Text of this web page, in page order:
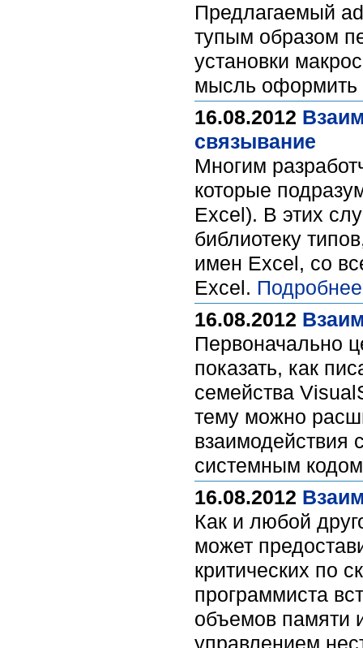
Предлагаемый
тупым образом
установки
мысль оформить
16.08.2012
связывание
Многим
которые
Excel). В этих
библиотеку
имен Excel, со
Excel.
16.08.2012
Первоначально
показать, как
семейства
тему можно
взаимодействия
системным
16.08.2012
Как и любой
может
критических по
программиста
объемов памяти
управлением